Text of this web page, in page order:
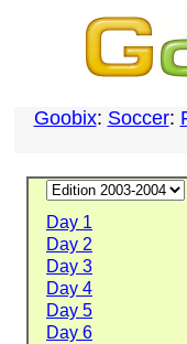
Goobix: Soccer:
Day 1
Day 2
Day 3
Day 4
Day 5
Day 6